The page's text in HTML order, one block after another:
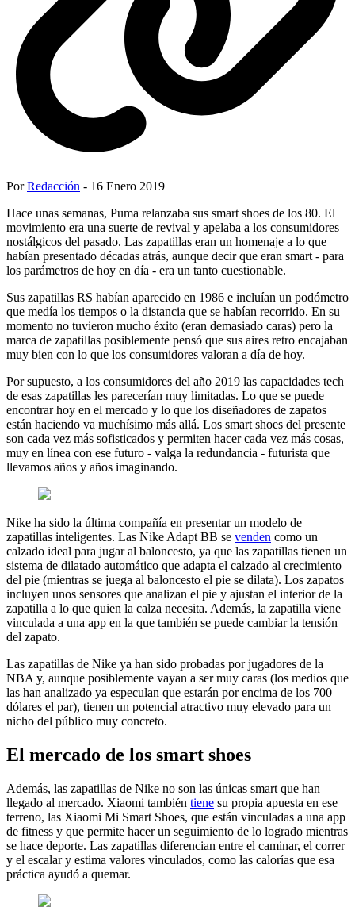
PorRedacción - 16 Enero 2019
Hace unas semanas, Puma relanzaba sus smart shoes de los 80. El
movimiento era una suerte de revival y apelaba a los consumidores
nostálgicos del pasado. Las zapatillas eran un homenaje a lo que
habían presentado décadas atrás, aunque decir que eran smart - para
los parámetros de hoy en día - era un tanto cuestionable.
Sus zapatillas RS habían aparecido en 1986 e incluían un podómetro
que medía los tiempos o la distancia que se habían recorrido. En su
momento no tuvieron mucho éxito (eran demasiado caras) pero la
marca de zapatillas posiblemente pensó que sus aires retro encajaban
muy bien con lo que los consumidores valoran a día de hoy.
Por supuesto, a los consumidores del año 2019 las capacidades tech
de esas zapatillas les parecerían muy limitadas. Lo que se puede
encontrar hoy en el mercado y lo que los diseñadores de zapatos
están haciendo va muchísimo más allá. Los smart shoes del presente
son cada vez más sofisticados y permiten hacer cada vez más cosas,
muy en línea con ese futuro - valga la redundancia - futurista que
llevamos años y años imaginando.
Nike ha sido la última compañía en presentar un modelo de
zapatillas inteligentes. Las Nike Adapt BB se venden como un
calzado ideal para jugar al baloncesto, ya que las zapatillas tienen un
sistema de dilatado automático que adapta el calzado al crecimiento
del pie (mientras se juega al baloncesto el pie se dilata). Los zapatos
incluyen unos sensores que analizan el pie y ajustan el interior de la
zapatilla a lo que quien la calza necesita. Además, la zapatilla viene
vinculada a una app en la que también se puede cambiar la tensión
del zapato.
Las zapatillas de Nike ya han sido probadas por jugadores de la
NBA y, aunque posiblemente vayan a ser muy caras (los medios que
las han analizado ya especulan que estarán por encima de los 700
dólares el par), tienen un potencial atractivo muy elevado para un
nicho del público muy concreto.
El mercado de los smart shoes
Además, las zapatillas de Nike no son las únicas smart que han
llegado al mercado. Xiaomi también tiene su propia apuesta en ese
terreno, las Xiaomi Mi Smart Shoes, que están vinculadas a una app
de fitness y que permite hacer un seguimiento de lo logrado mientras
se hace deporte. Las zapatillas diferencian entre el caminar, el correr
y el escalar y estima valores vinculados, como las calorías que esa
práctica ayudó a quemar.